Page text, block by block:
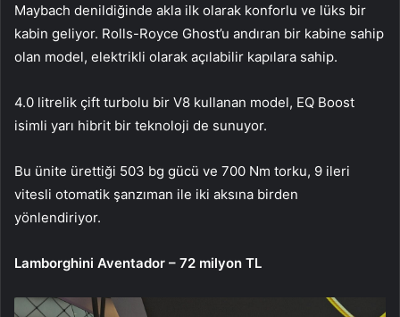
Maybach denildiğinde akla ilk olarak konforlu ve lüks bir
kabin geliyor. Rolls-Royce Ghost’u andıran bir kabine sahip
olan model, elektrikli olarak açılabilir kapılara sahip.
4.0 litrelik çift turbolu bir V8 kullanan model, EQ Boost
isimli yarı hibrit bir teknoloji de sunuyor.
Bu ünite ürettiği 503 bg gücü ve 700 Nm torku, 9 ileri
vitesli otomatik şanzıman ile iki aksına birden
yönlendiriyor.
Lamborghini Aventador – 72 milyon TL